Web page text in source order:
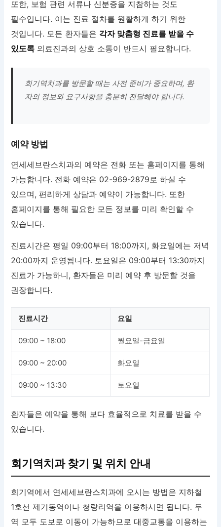
또한, 보험 관련 서류나 신분증을 지참하는 것도
필수입니다. 이는 진료 절차를 원활하게 하기 위한
것입니다. 모든 환자들은 각자 맞춤형 진료를 받을 수
있도록 의료진과의 상호 소통이 반드시 필요합니다.
회기역치과를 방문할 때는 사전 준비가 중요하며, 환
자의 정보와 요구사항을 충분히 전달해야 합니다.
예약 방법
연세세브란스치과의 예약은 전화 또는 홈페이지를 통해
가능합니다. 전화 예약은 02-969-2879로 하실 수
있으며, 편리하게 상담과 예약이 가능합니다. 또한
홈페이지를 통해 필요한 모든 정보를 미리 확인할 수
있습니다.
진료시간은 평일 09:00부터 18:00까지, 화요일에는 저녁
20:00까지 운영됩니다. 토요일은 09:00부터 13:30까지
진료가 가능하니, 환자들은 미리 예약 후 방문할 것을
권장합니다.
진료시간 요일
09:00 ~ 18:00 월요일-금요일
09:00 ~ 20:00 화요일
09:00 ~ 13:30 토요일
환자들은 예약을 통해 보다 효율적으로 치료를 받을 수
있습니다.
회기역치과 찾기 및 위치 안내
회기역에서 연세세브란스치과에 오시는 방법은 지하철
1호선 제기동역이나 청량리역을 이용하시면 됩니다. 두
역 모두 도보로 이동이 가능하므로 대중교통을 이용하는